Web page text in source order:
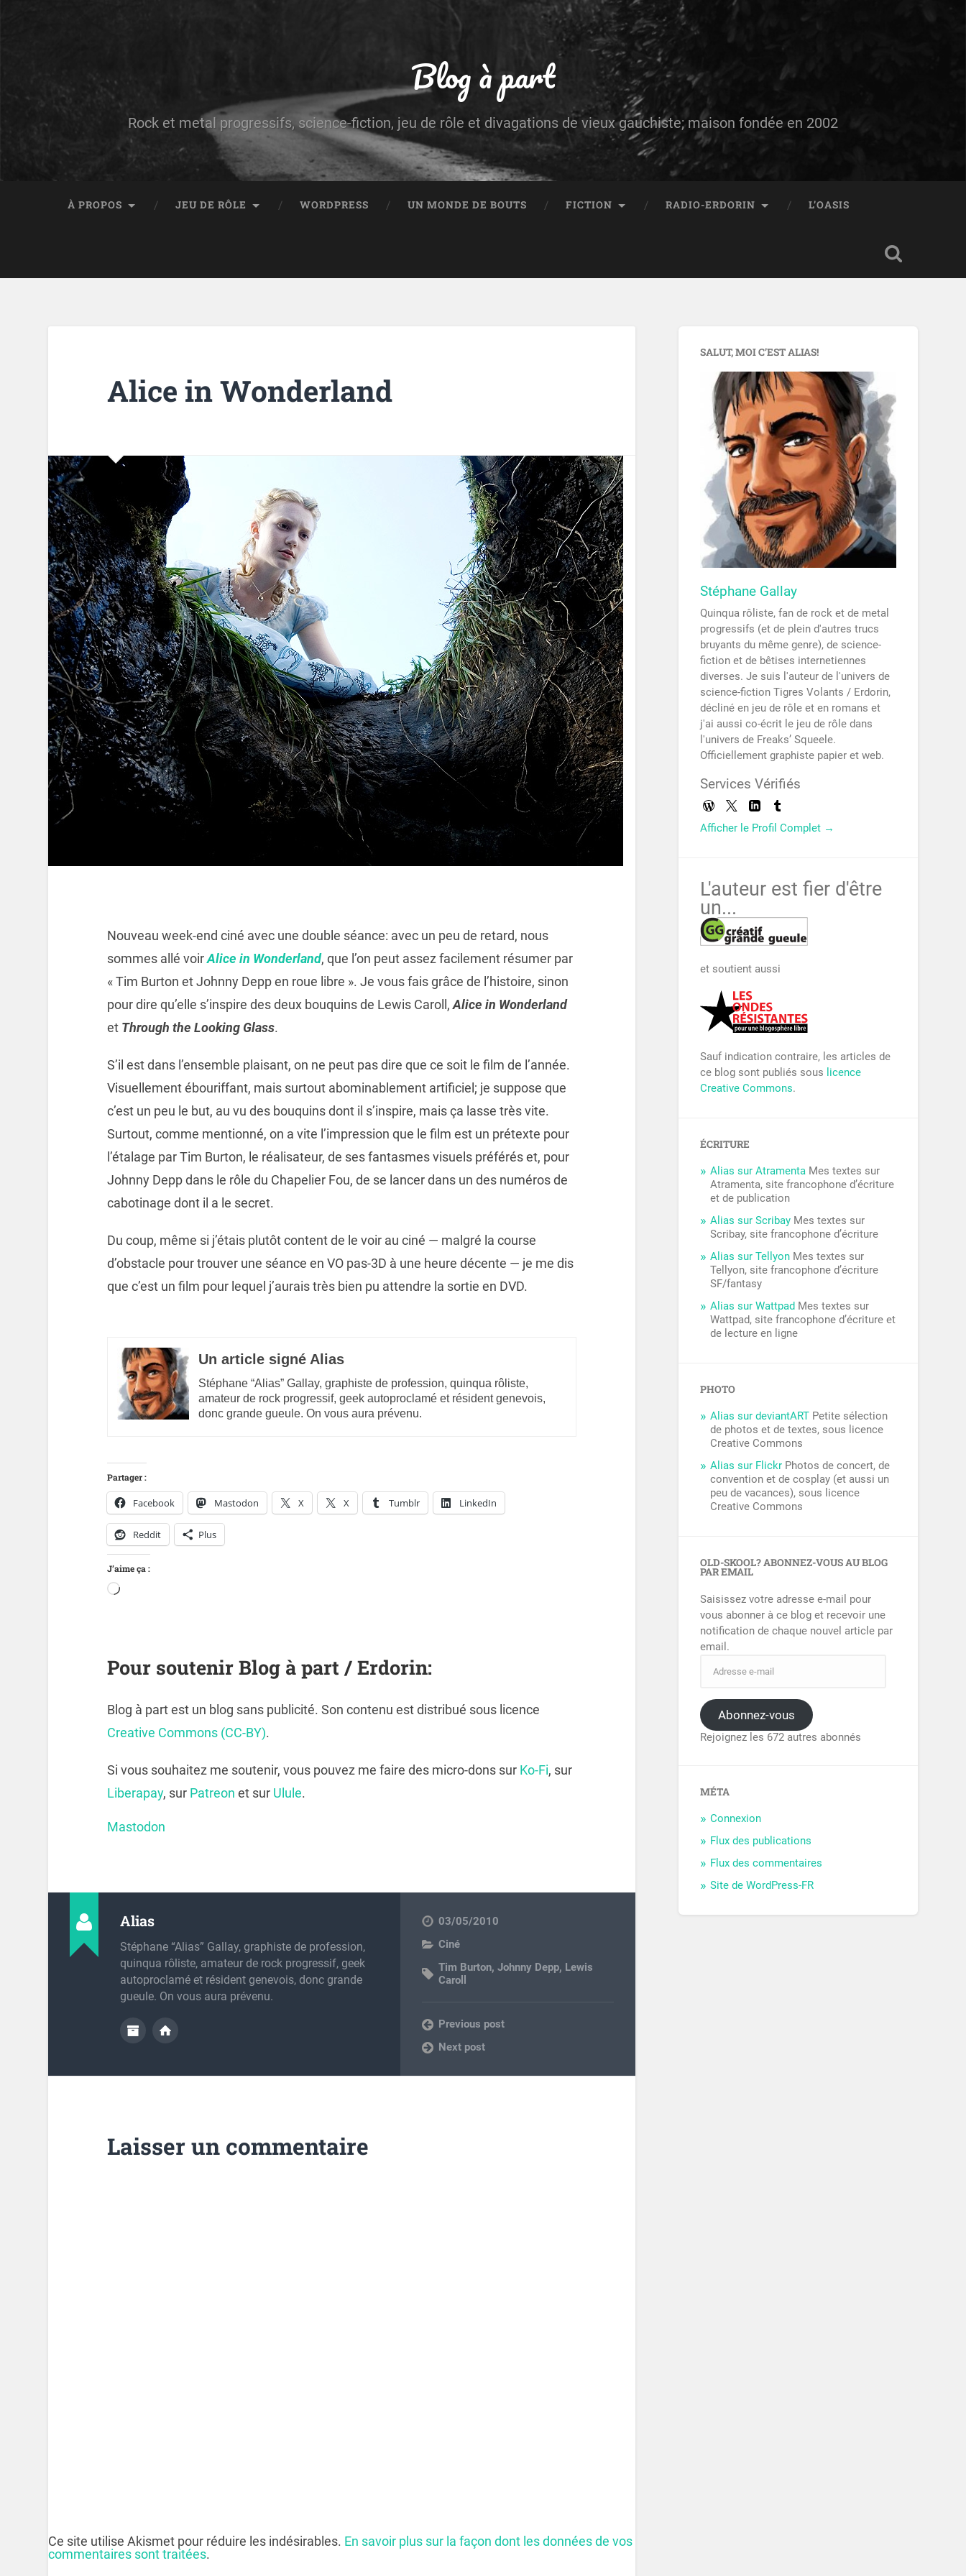
Blog à part
Rock et metal progressifs, science-fiction, jeu de rôle et divagations de vieux gauchiste; maison fondée en 2002
À PROPOS JEU DE RÔLE WORDPRESS UN MONDE DE BOUTS FICTION RADIO-ERDORIN L’OASIS
Alice in Wonderland
Nouveau week-end ciné avec une double séance: avec un peu de retard, nous
sommes allé voirAlice in Wonderland, que l’on peut assez facilement résumer par
« Tim Burton et Johnny Depp en roue libre ». Je vous fais grâce de l’histoire, sinon
pour dire qu’elle s’inspire des deux bouquins de Lewis Caroll,Alice in Wonderland
et Through the Looking Glass.
S’il est dans l’ensemble plaisant, on ne peut pas dire que ce soit le film de l’année.
Visuellement ébouriffant, mais surtout abominablement artificiel; je suppose que
c’est un peu le but, au vu des bouquins dont il s’inspire, mais ça lasse très vite.
Surtout, comme mentionné, on a vite l’impression que le film est un prétexte pour
l’étalage par Tim Burton, le réalisateur, de ses fantasmes visuels préférés et, pour
Johnny Depp dans le rôle du Chapelier Fou, de se lancer dans un des numéros de
cabotinage dont il a le secret.
Du coup, même si j’étais plutôt content de le voir au ciné — malgré la course
d’obstacle pour trouver une séance en VO pas-3D à une heure décente — je me dis
que c’est un film pour lequel j’aurais très bien pu attendre la sortie en DVD.
Un article signé Alias
Stéphane “Alias” Gallay, graphiste de profession, quinqua rôliste,
amateur de rock progressif, geek autoproclamé et résident genevois,
donc grande gueule. On vous aura prévenu.
Partager :
Facebook Mastodon X X Tumblr LinkedIn
Reddit Plus
J’aime ça :
Pour soutenir Blog à part / Erdorin:
Blog à part est un blog sans publicité. Son contenu est distribué sous licence
Creative Commons (CC-BY).
Si vous souhaitez me soutenir, vous pouvez me faire des micro-dons sur Ko-Fi, sur
Liberapay, sur Patreon et sur Ulule.
Mastodon
Alias
Stéphane “Alias” Gallay, graphiste de profession,
quinqua rôliste, amateur de rock progressif, geek
autoproclamé et résident genevois, donc grande
gueule. On vous aura prévenu.
03/05/2010
Ciné
Tim Burton,Johnny Depp, Lewis
Caroll
Previous post
Next post
Laisser un commentaire
Ce site utilise Akismet pour réduire les indésirables. En savoir plus sur la façon dont les données de vos
commentaires sont traitées.
SALUT, MOI C’EST ALIAS!
Stéphane Gallay
Quinqua rôliste, fan de rock et de metal
progressifs (et de plein d'autres trucs
bruyants du même genre), de science-
fiction et de bêtises internetiennes
diverses. Je suis l'auteur de l'univers de
science-fiction Tigres Volants / Erdorin,
décliné en jeu de rôle et en romans et
j'ai aussi co-écrit le jeu de rôle dans
l'univers de Freaks’ Squeele.
Officiellement graphiste papier et web.
Services Vérifiés
Afficher le Profil Complet →
L'auteur est fier d'être
un...
et soutient aussi
Sauf indication contraire, les articles de
ce blog sont publiés sous licence
Creative Commons.
ÉCRITURE
Alias sur Atramenta Mes textes sur
Atramenta, site francophone d’écriture
et de publication
Alias sur Scribay Mes textes sur
Scribay, site francophone d’écriture
Alias sur Tellyon Mes textes sur
Tellyon, site francophone d’écriture
SF/fantasy
Alias sur Wattpad Mes textes sur
Wattpad, site francophone d’écriture et
de lecture en ligne
PHOTO
Alias sur deviantART Petite sélection
de photos et de textes, sous licence
Creative Commons
Alias sur Flickr Photos de concert, de
convention et de cosplay (et aussi un
peu de vacances), sous licence
Creative Commons
OLD-SKOOL? ABONNEZ-VOUS AU BLOG
PAR EMAIL
Saisissez votre adresse e-mail pour
vous abonner à ce blog et recevoir une
notification de chaque nouvel article par
email.
Abonnez-vous
Rejoignez les 672 autres abonnés
MÉTA
Connexion
Flux des publications
Flux des commentaires
Site de WordPress-FR